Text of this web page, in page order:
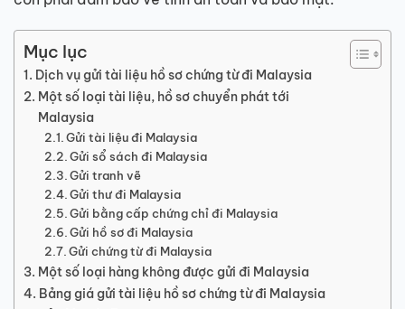
Mục lục
Dịch vụ gửi tài liệu hồ sơ chứng từ đi Malaysia
Một số loại tài liệu, hồ sơ chuyển phát tới
Malaysia
Gửi tài liệu đi Malaysia
Gửi sổ sách đi Malaysia
Gửi tranh vẽ
Gửi thư đi Malaysia
Gửi bằng cấp chứng chỉ đi Malaysia
Gửi hồ sơ đi Malaysia
Gửi chứng từ đi Malaysia
Một số loại hàng không được gửi đi Malaysia
Bảng giá gửi tài liệu hồ sơ chứng từ đi Malaysia